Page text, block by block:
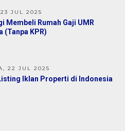
JUL 2025
Membeli Rumah Gaji UMR
(Tanpa KPR)
22 JUL 2025
Iklan Properti di Indonesia